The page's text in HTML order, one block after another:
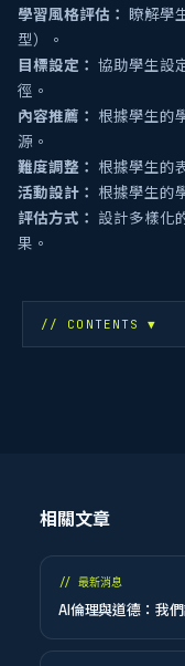
學習風格評估：
瞭解學
型）。
目標設定： 協助學生設
徑。
內容推薦： 根據學生的
源。
難度調整： 根據學生的
活動設計： 根據學生的
評估方式： 設計多樣化
果。
// CONTENTS▼
相關文章
// 最新消息
AI倫理與道德：我